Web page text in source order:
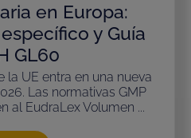
en Europa:
y Guía
GL60
la UE entra en una nueva
Las normativas GMP
al EudraLex Volumen ...